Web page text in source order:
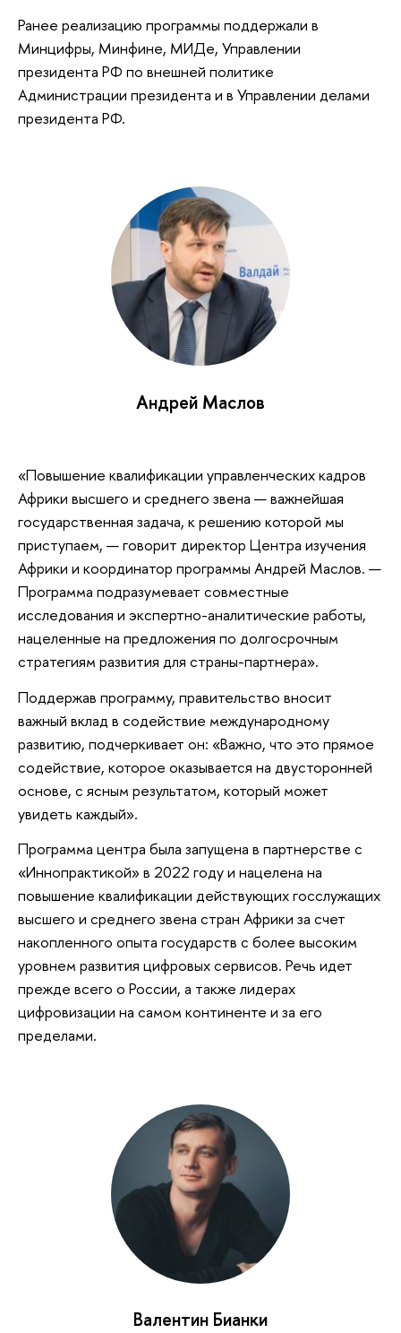
Ранее реализацию программы поддержали в
Минцифры, Минфине, МИДе, Управлении
президента РФ по внешней политике
Администрации президента и в Управлении делами
президента РФ.
Андрей Маслов
«Повышение квалификации управленческих кадров
Африки высшего и среднего звена — важнейшая
государственная задача, к решению которой мы
приступаем, — говорит директор Центра изучения
Африки и координатор программы Андрей Маслов. —
Программа подразумевает совместные
исследования и экспертно-аналитические работы,
нацеленные на предложения по долгосрочным
стратегиям развития для страны-партнера».
Поддержав программу, правительство вносит
важный вклад в содействие международному
развитию, подчеркивает он: «Важно, что это прямое
содействие, которое оказывается на двусторонней
основе, с ясным результатом, который может
увидеть каждый».
Программа центра была запущена в партнерстве с
«Иннопрактикой» в 2022 году и нацелена на
повышение квалификации действующих госслужащих
высшего и среднего звена стран Африки за счет
накопленного опыта государств с более высоким
уровнем развития цифровых сервисов. Речь идет
прежде всего о России, а также лидерах
цифровизации на самом континенте и за его
пределами.
Валентин Бианки